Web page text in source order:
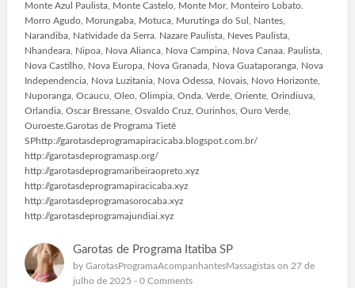
Monte Azul Paulista, Monte Castelo, Monte Mor, Monteiro Lobato.
Morro Agudo, Morungaba, Motuca, Murutinga do Sul, Nantes,
Narandiba, Natividade da Serra. Nazare Paulista, Neves Paulista,
Nhandeara, Nipoa, Nova Alianca, Nova Campina, Nova Canaa. Paulista,
Nova Castilho, Nova Europa, Nova Granada, Nova Guataporanga, Nova
Independencia, Nova Luzitania, Nova Odessa, Novais, Novo Horizonte,
Nuporanga, Ocaucu, Oleo, Olimpia, Onda. Verde, Oriente, Orindiuva,
Orlandia, Oscar Bressane, Osvaldo Cruz, Ourinhos, Ouro Verde,
Ouroeste.Garotas de Programa Tietê
SPhttp://garotasdeprogramapiracicaba.blogspot.com.br/
http://garotasdeprogramasp.org/
http://garotasdeprogramaribeiraopreto.xyz
http://garotasdeprogramapiracicaba.xyz
http://garotasdeprogramasorocaba.xyz
http://garotasdeprogramajundiai.xyz
Garotas de Programa Itatiba SP
by GarotasProgramaAcompanhantesMassagistason 27 de
julho de 2025 - 0 Comments